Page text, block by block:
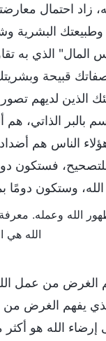
زاد احتمال
وطبيعتك
المال" الذي به
قبيحة
الذين لديهم
بالبر الذاتي، هم
الناس هم
فستكون
وستكون دومًا
ج. 1. ظهور الله
الله هي
الغرض من عمل
يفهم الغرض من
الله هو أكثر